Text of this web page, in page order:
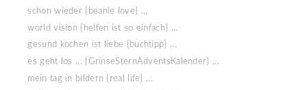
schon wieder {beanie love} ...
world vision {helfen ist so einfach} ...
gesund kochen ist liebe {buchtipp} ...
es geht los ... {GrinseSternAdventsKalender} ...
mein tag in bildern {real life} ...